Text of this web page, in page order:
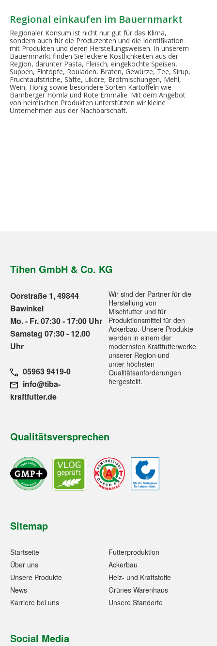
Regional einkaufen im Bauernmarkt
Regionaler Konsum ist nicht nur gut für das Klima,
sondern auch für die Produzenten und die Identifikation
mit Produkten und deren Herstellungsweisen. In unserem
Bauernmarkt finden Sie leckere Köstlichkeiten aus der
Region, darunter Pasta, Fleisch, eingekochte Speisen,
Suppen, Eintöpfe, Rouladen, Braten, Gewürze, Tee, Sirup,
Fruchtaufstriche, Säfte, Liköre, Brotmischungen, Mehl,
Wein, Honig sowie besondere Sorten Kartoffeln wie
Bamberger Hörnla und Rote Emmalie. Mit dem Angebot
von heimischen Produkten unterstützen wir kleine
Unternehmen aus der Nachbarschaft.
Tihen GmbH & Co. KG
Oorstraße 1, 49844
Bawinkel
Mo. - Fr. 07:30 - 17:00 Uhr
Samstag 07:30 - 12.00
Uhr
05963 9419-0
info@tiba-
kraftfutter.de
Wir sind der Partner für die
Herstellung von
Mischfutter und für
Produktionsmittel für den
Ackerbau. Unsere Produkte
werden in einem der
modernsten Kraftfutterwerke
unserer Region und
unter höchsten
Qualitätsanforderungen
hergestellt.
Qualitätsversprechen
Sitemap
Startseite
Über uns
Unsere Produkte
News
Karriere bei uns
Futterproduktion
Ackerbau
Heiz- und Kraftstoffe
Grünes Warenhaus
Unsere Standorte
Social Media